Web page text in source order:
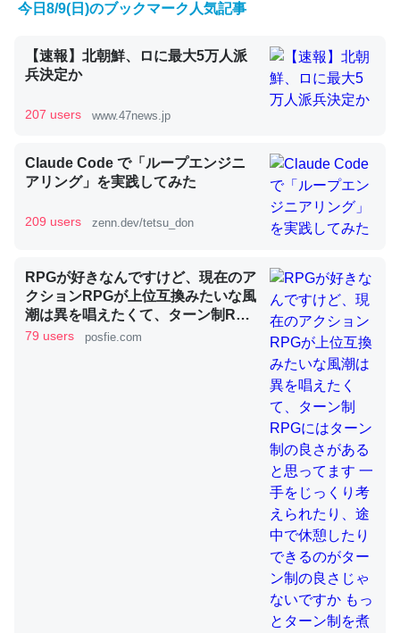
くらい。小説でいう「ずっと前の伏線」は回収されないけ
ど、短期記憶というには多い分量。進化すればするほど分
かりやすく強くなりそう
コオロギのカルシウム分はエビの600分の1程度。
─ニュース :: 【研究発表】昆虫学の大問題＝「昆虫はなぜ海にいな
いのか」に関する新仮説
論文では「淡水はカルシウムも酸素も不足してて両方に不
利だから両方が拮抗してるのでは」とあって面白い。海に
いる鋏角類（カブトガニ・ウミグモ）はカルシウムを使わ
ずキチンを強化してる筈だが、酵素が違うのか？
─ニュース :: 【研究発表】昆虫学の大問題＝「昆虫はなぜ海にいな
今日8/9(日)のブックマーク人気記事
【速報】北朝鮮、ロに最大5万人派
兵決定か
207 users www.47news.jp
Claude Code で「ループエンジニ
アリング」を実践してみた
209 users zenn.dev/tetsu_don
RPGが好きなんですけど、現在のア
クションRPGが上位互換みたいな風
潮は異を唱えたくて、ターン制RPG
にはターン制の良さがあると思って
79 users posfie.com